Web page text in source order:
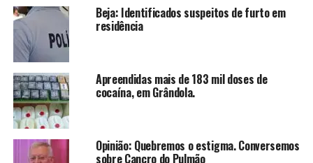
Beja: Identificados suspeitos de furto em
residência
Apreendidas mais de 183 mil doses de
cocaína, em Grândola.
Opinião: Quebremos o estigma. Conversemos
sobre Cancro do Pulmão